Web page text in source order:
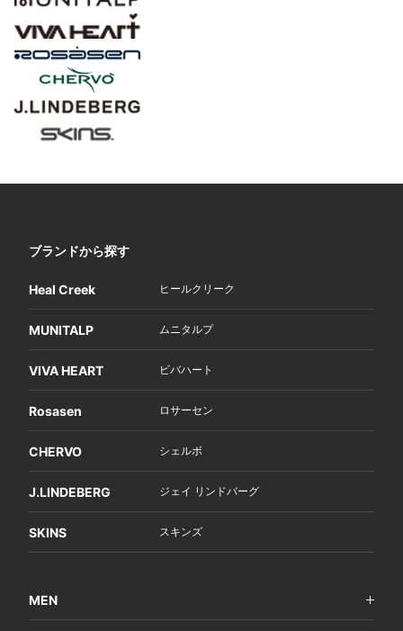
ブランドから探す
Heal Creek ヒールクリーク
MUNITALP ムニタルプ
VIVA HEART ビバハート
Rosasen ロサーセン
CHERVO シェルボ
J.LINDEBERG ジェイ リンドバーグ
SKINS スキンズ
MEN